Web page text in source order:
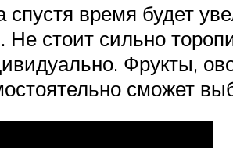
время будет
Не стоит сильно
Фрукты,
сможет